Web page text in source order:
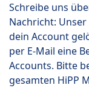
Schreibe uns
Nachricht: Unser
dein Account
per E-Mail eine
Accounts. Bitte
gesamten HiPP